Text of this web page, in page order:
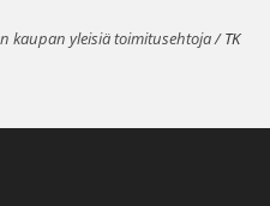
kaupan yleisiä toimitusehtoja /TK